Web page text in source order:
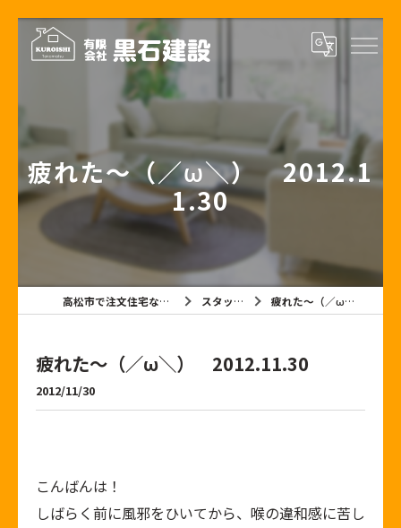
疲れた～（／ω＼） 2012.1
1.30
高松市で注文住宅なら有限会社黒石建設 スタッフブログ 疲れた～（／ω＼） 2012.11.30
疲れた～（／ω＼） 2012.11.30
2012/11/30
こんばんは！
しばらく前に風邪をひいてから、喉の違和感に苦し